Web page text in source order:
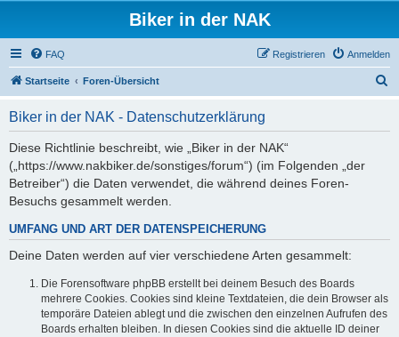
Biker in der NAK
FAQ Anmelden
Registrieren
Startseite Foren-Übersicht
Biker in der NAK - Datenschutzerklärung
Diese Richtlinie beschreibt, wie „Biker in der NAK“
(„https://www.nakbiker.de/sonstiges/forum“) (im Folgenden „der
Betreiber“) die Daten verwendet, die während deines Foren-
Besuchs gesammelt werden.
UMFANG UND ART DER DATENSPEICHERUNG
Deine Daten werden auf vier verschiedene Arten gesammelt:
Die Forensoftware phpBB erstellt bei deinem Besuch des Boards
mehrere Cookies. Cookies sind kleine Textdateien, die dein Browser als
temporäre Dateien ablegt und die zwischen den einzelnen Aufrufen des
Boards erhalten bleiben. In diesen Cookies sind die aktuelle ID deiner